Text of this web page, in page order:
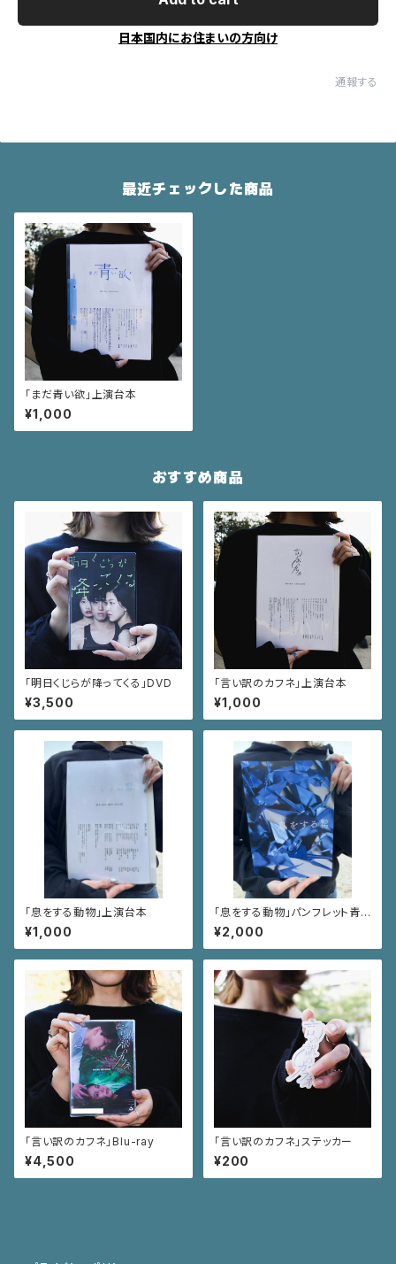
日本国内にお住まいの方向け
通報する
最近チェックした商品
「まだ青い欲」上演台本
¥1,000
おすすめ商品
「明日くじらが降ってくる」DVD
¥3,500
「言い訳のカフネ」上演台本
¥1,000
「息をする動物」上演台本
¥1,000
「息をする動物」パンフレット青い
鶴Ver
¥2,000
「言い訳のカフネ」Blu-ray
¥4,500
「言い訳のカフネ」ステッカー
¥200